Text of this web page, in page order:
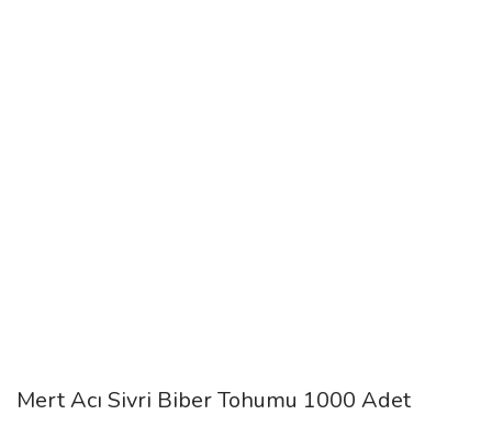
Mert Acı Sivri Biber Tohumu 1000 Adet